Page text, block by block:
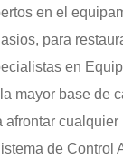
en el
para
en
mayor base de
afrontar
de